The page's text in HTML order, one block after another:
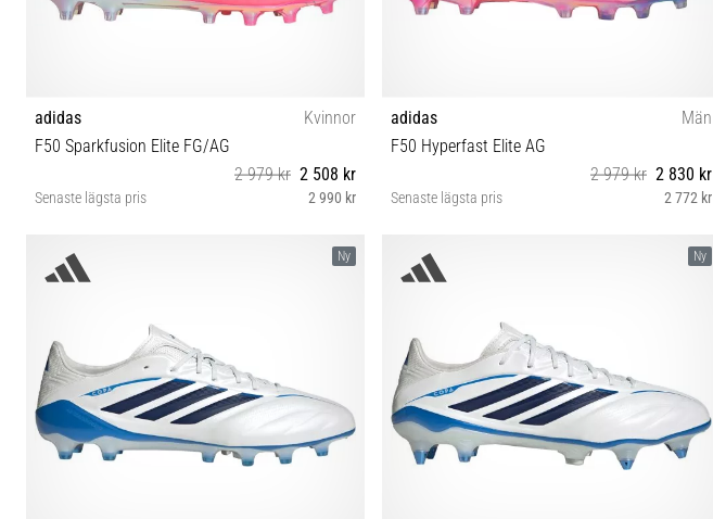
adidas
Kvinnor
F50 Sparkfusion Elite FG/AG
2 979 kr 2 508 kr
Senaste lägsta pris 2 990 kr
35½ 36 36⅔ 37⅓ 38 38⅔ 39⅓ 40 40⅔
adidas
Män
F50 Hyperfast Elite AG
2 979 kr 2 830 kr
Senaste lägsta pris 2 772 kr
40 42 42⅔ 43⅓ 44 44⅔ 45⅓ 46 46⅔ 47⅓
Ny Ny